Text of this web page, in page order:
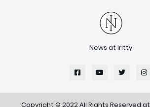
News at Iritty
Copyright © 2022 All Rights Reserved at